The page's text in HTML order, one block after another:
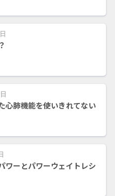
心肺機能を使いきれてない
ワーとパワーウェイトレシ